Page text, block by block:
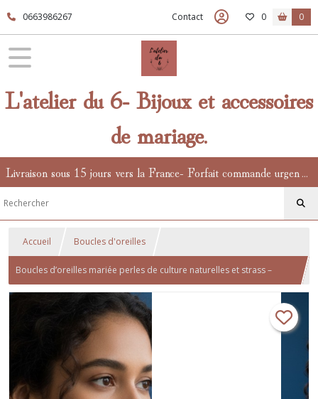
0663986267 Contact 0 0
L'atelier du 6- Bijoux et accessoires
de mariage.
Livraison sous 15 jours vers la France- Forfait commande urgente en supplément.
Accueil Boucles d'oreilles
Boucles d’oreilles mariée perles de culture naturelles et strass –
Bijoux élégants dorés ou argentés pour mariage et cérémonie.